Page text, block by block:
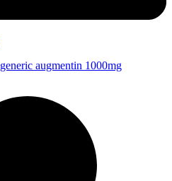
generic augmentin 1000mg